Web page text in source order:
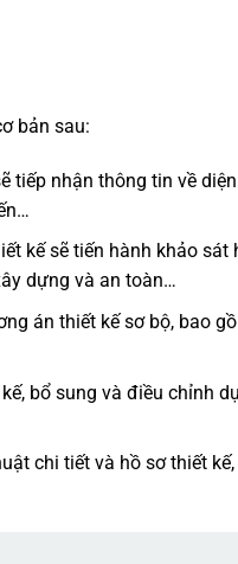
bản sau:
tiếp nhận thông tin về
kế sẽ tiến hành khảo sát
dựng và an toàn…
án thiết kế sơ bộ, bao
bổ sung và điều chỉnh
chi tiết và hồ sơ thiết